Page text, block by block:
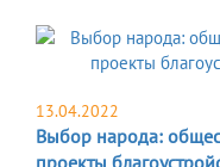
13.04.2022
Выбор народа: